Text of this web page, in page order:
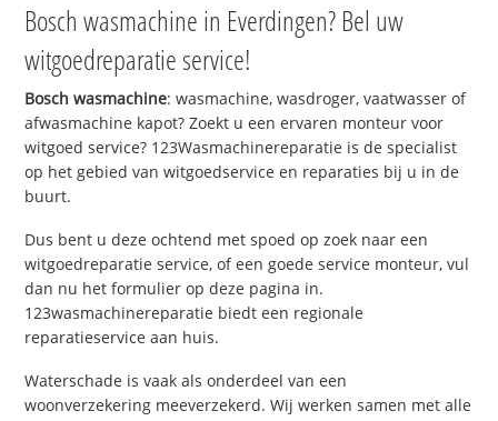
Bosch wasmachine in Everdingen? Bel uw
witgoedreparatie service!
Bosch wasmachine: wasmachine, wasdroger, vaatwasser of
afwasmachine kapot? Zoekt u een ervaren monteur voor
witgoed service? 123Wasmachinereparatie is de specialist
op het gebied van witgoedservice en reparaties bij u in de
buurt.
Dus bent u deze ochtend met spoed op zoek naar een
witgoedreparatie service, of een goede service monteur, vul
dan nu het formulier op deze pagina in.
123wasmachinereparatie biedt een regionale
reparatieservice aan huis.
Waterschade is vaak als onderdeel van een
woonverzekering meeverzekerd. Wij werken samen met alle